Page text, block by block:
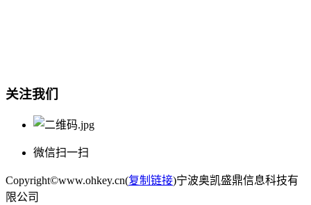
关注我们
微信扫一扫
Copyright©www.ohkey.cn(复制链接)宁波奥凯盛鼎信息科技有
限公司